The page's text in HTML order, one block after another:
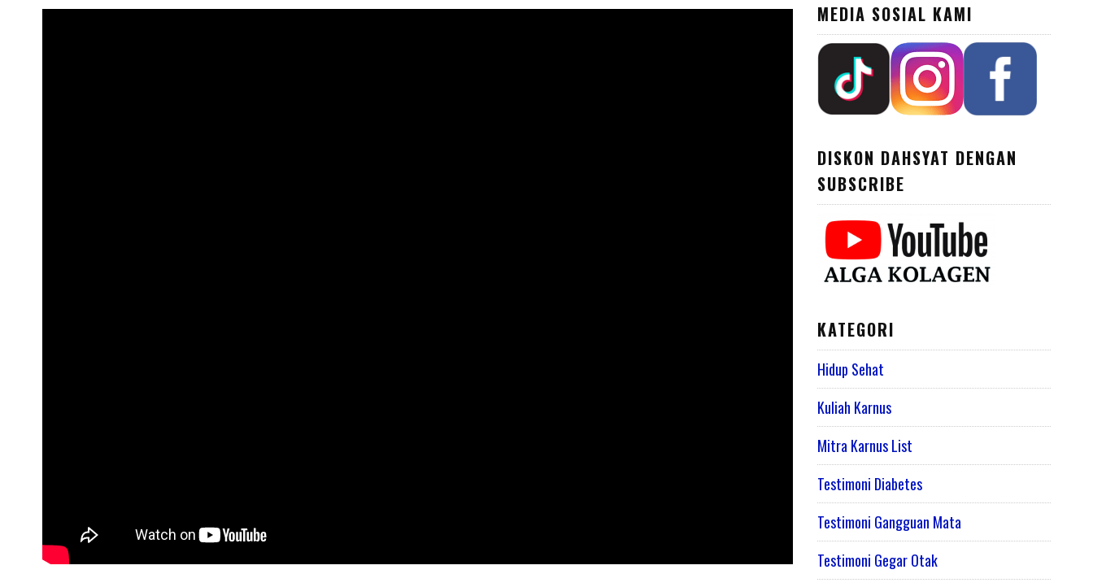
MEDIA SOSIAL KAMI
DISKON DAHSYAT DENGAN
SUBSCRIBE
KATEGORI
Hidup Sehat
Kuliah Karnus
Mitra Karnus List
Testimoni Diabetes
Testimoni Gangguan Mata
Testimoni Gegar Otak